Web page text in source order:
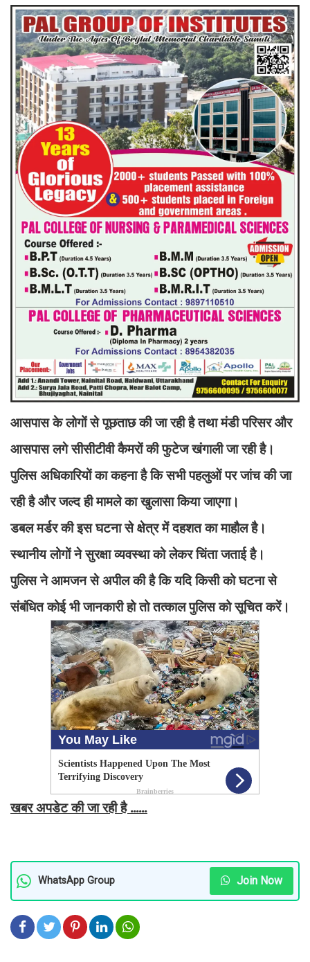
आसपास के लोगों से पूछताछ की जा रही है तथा मंडी परिसर और
आसपास लगे सीसीटीवी कैमरों की फुटेज खंगाली जा रही है।
पुलिस अधिकारियों का कहना है कि सभी पहलुओं पर जांच की जा
रही है और जल्द ही मामले का खुलासा किया जाएगा।
डबल मर्डर की इस घटना से क्षेत्र में दहशत का माहौल है।
स्थानीय लोगों ने सुरक्षा व्यवस्था को लेकर चिंता जताई है।
पुलिस ने आमजन से अपील की है कि यदि किसी को घटना से
संबंधित कोई भी जानकारी हो तो तत्काल पुलिस को सूचित करें।
खबर अपडेट की जा रही है ......
WhatsApp Group Join Now